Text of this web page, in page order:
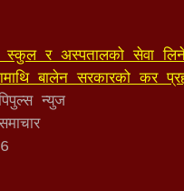
स्कुल र अस्पतालको सेवा
बालेन सरकारको कर
न्युज